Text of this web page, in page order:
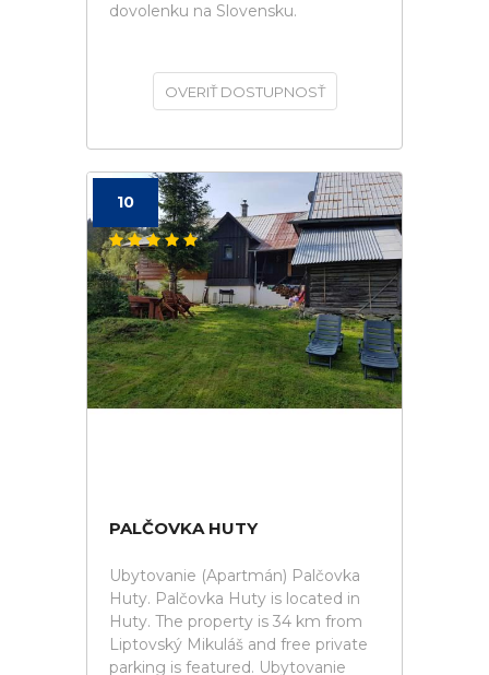
dovolenku na Slovensku.
OVERIŤ DOSTUPNOSŤ
10
PALČOVKA HUTY
Ubytovanie (Apartmán) Palčovka
Huty. Palčovka Huty is located in
Huty. The property is 34 km from
Liptovský Mikuláš and free private
parking is featured. Ubytovanie